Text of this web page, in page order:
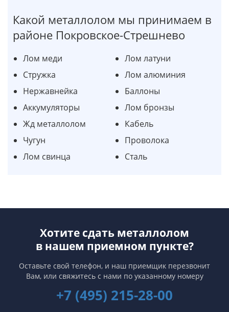
Какой металлолом мы принимаем в
районе Покровское-Стрешнево
Лом меди
Лом латуни
Стружка
Лом алюминия
Нержавнейка
Баллоны
Аккумуляторы
Лом бронзы
Жд металлолом
Кабель
Чугун
Проволока
Лом свинца
Сталь
Хотите сдать металлолом
в нашем приемном пункте?
Оставьте свой телефон, и наш приемщик перезвонит
Вам, или свяжитесь с нами по указанному номеру
+7 (495) 215-28-00